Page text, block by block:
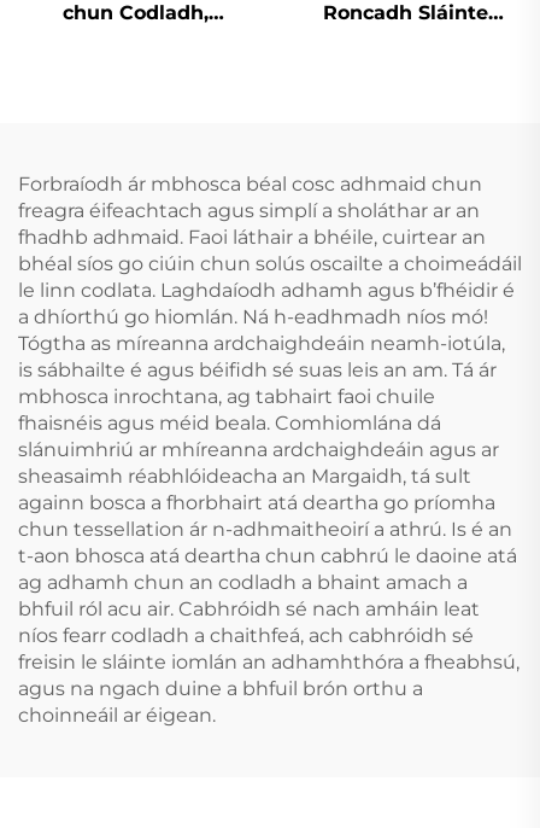
chun Codladh,
Greamaithe um Oíche,
Croíceann in aghaidh
Cnamhastar
Roncadh Sláinte
Réiteach do
Róncaíocht Gléas Anti-
Roncach Tape Béal
Forbraíodh ár mbhosca béal cosc adhmaid chun
freagra éifeachtach agus simplí a sholáthar ar an
fhadhb adhmaid. Faoi láthair a bhéile, cuirtear an
bhéal síos go ciúin chun solús oscailte a choimeádáil
le linn codlata. Laghdaíodh adhamh agus b’fhéidir é
a dhíorthú go hiomlán. Ná h-eadhmadh níos mó!
Tógtha as míreanna ardchaighdeáin neamh-iotúla,
is sábhailte é agus béifidh sé suas leis an am. Tá ár
mbhosca inrochtana, ag tabhairt faoi chuile
fhaisnéis agus méid beala. Comhiomlána dá
slánuimhriú ar mhíreanna ardchaighdeáin agus ar
sheasaimh réabhlóideacha an Margaidh, tá sult
againn bosca a fhorbhairt atá deartha go príomha
chun tessellation ár n-adhmaitheoirí a athrú. Is é an
t-aon bhosca atá deartha chun cabhrú le daoine atá
ag adhamh chun an codladh a bhaint amach a
bhfuil ról acu air. Cabhróidh sé nach amháin leat
níos fearr codladh a chaithfeá, ach cabhróidh sé
freisin le sláinte iomlán an adhamhthóra a fheabhsú,
agus na ngach duine a bhfuil brón orthu a
choinneáil ar éigean.